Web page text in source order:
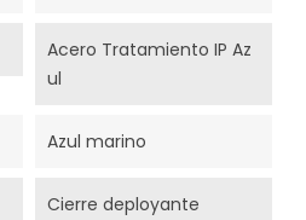
Acero Tratamiento IP Az
ul
Azul marino
Cierre deployante